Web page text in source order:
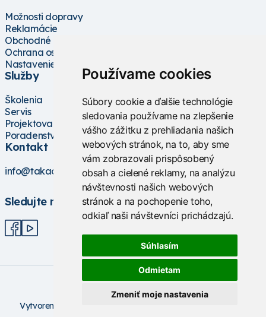
Používame cookies
Súbory cookie a ďalšie technológie
sledovania používame na zlepšenie
vášho zážitku z prehliadania našich
webových stránok, na to, aby sme
vám zobrazovali prispôsobený
obsah a cielené reklamy, na analýzu
návštevnosti našich webových
stránok a na pochopenie toho,
odkiaľ naši návštevníci prichádzajú.
Súhlasím
Odmietam
Zmeniť moje nastavenia
Možnosti dopravy
Reklamácie
Obchodné podmienky
Ochrana osobných údajov
Nastavenie cookies
Služby
Školenia
Servis
Projektovanie
Poradenstvo
Kontakt
info@takacs.sk
Sledujte nás
Vytvorené na technológii BarIS .NET